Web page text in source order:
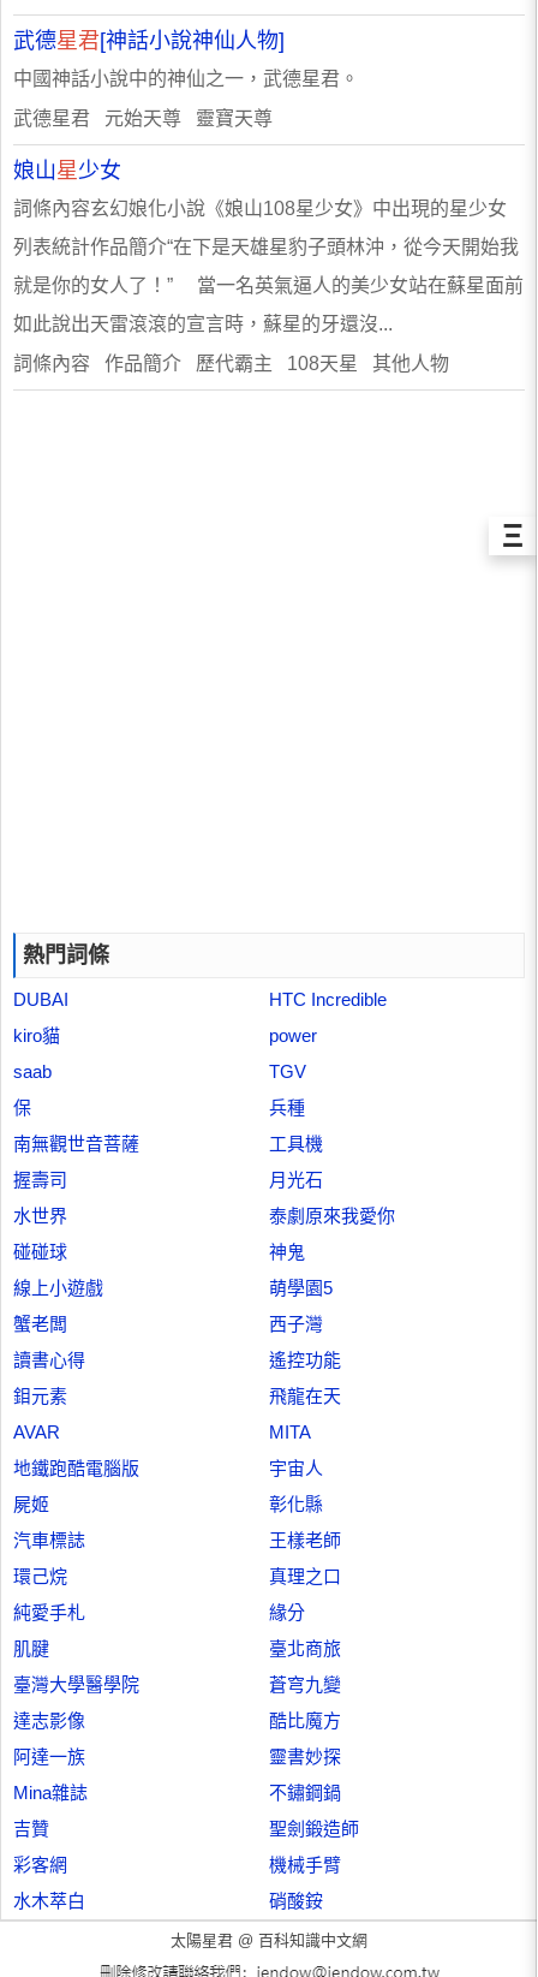
武德星君[神話小說神仙人物]
中國神話小說中的神仙之一，武德星君。
武德星君 元始天尊 靈寶天尊
娘山星少女
詞條內容玄幻娘化小說《娘山108星少女》中出現的星少女
列表統計作品簡介“在下是天雄星豹子頭林沖，從今天開始我
就是你的女人了！” 當一名英氣逼人的美少女站在蘇星面前
如此說出天雷滾滾的宣言時，蘇星的牙還沒...
詞條內容 作品簡介 歷代霸主 108天星 其他人物
熱門詞條
DUBAI
HTC Incredible
kiro貓
power
saab
TGV
保
兵種
南無觀世音菩薩
工具機
握壽司
月光石
水世界
泰劇原來我愛你
碰碰球
神鬼
線上小遊戲
萌學園5
蟹老闆
西子灣
讀書心得
遙控功能
鉬元素
飛龍在天
AVAR
MITA
地鐵跑酷電腦版
宇宙人
屍姬
彰化縣
汽車標誌
王樣老師
環己烷
真理之口
純愛手札
緣分
肌腱
臺北商旅
臺灣大學醫學院
蒼穹九變
達志影像
酷比魔方
阿達一族
靈書妙探
Mina雜誌
不鏽鋼鍋
吉贊
聖劍鍛造師
彩客網
機械手臂
水木萃白
硝酸銨
Ξ
太陽星君 @ 百科知識中文網